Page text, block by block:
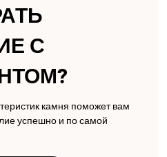
С
камня поможет вам
успешно и по самой